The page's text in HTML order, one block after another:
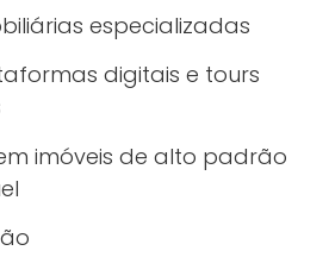
especializadas
digitais e tours
imóveis de alto padrão